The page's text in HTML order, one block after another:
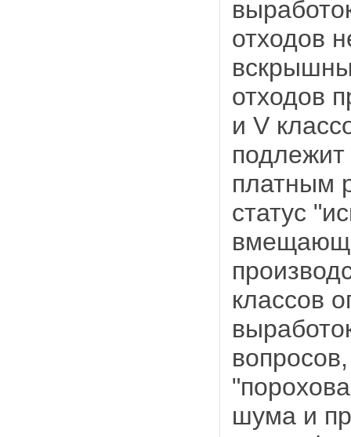
отходов
отходов
и V
платным
статус
классов
шума и